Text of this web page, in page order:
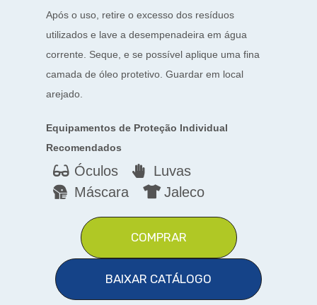
Após o uso, retire o excesso dos resíduos
utilizados e lave a desempenadeira em água
corrente. Seque, e se possível aplique uma fina
camada de óleo protetivo. Guardar em local
arejado.
Equipamentos de Proteção Individual
Recomendados
Óculos
Luvas
Máscara
Jaleco
COMPRAR
BAIXAR CATÁLOGO